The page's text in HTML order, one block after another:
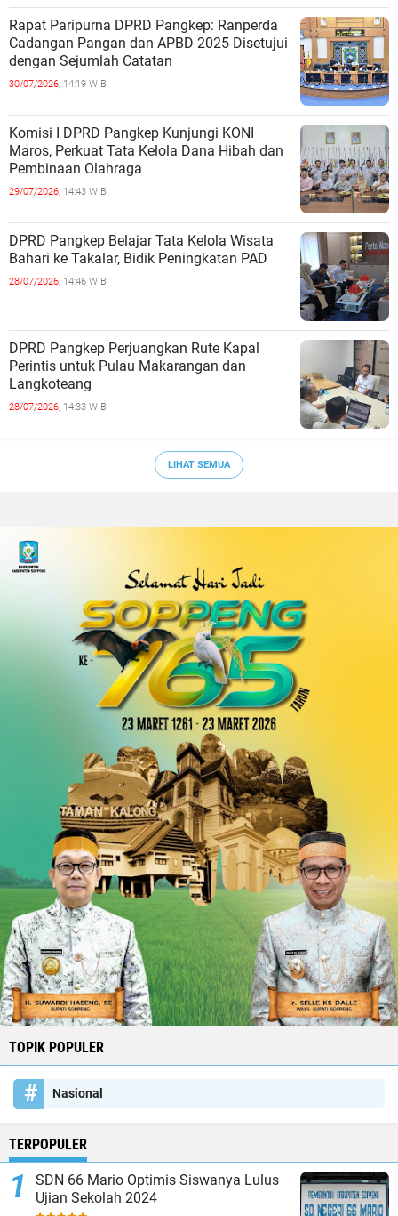
Rapat Paripurna DPRD Pangkep: Ranperda
Cadangan Pangan dan APBD 2025 Disetujui
dengan Sejumlah Catatan
30/07/2026, 14:19 WIB
Komisi I DPRD Pangkep Kunjungi KONI
Maros, Perkuat Tata Kelola Dana Hibah dan
Pembinaan Olahraga
29/07/2026, 14:43 WIB
DPRD Pangkep Belajar Tata Kelola Wisata
Bahari ke Takalar, Bidik Peningkatan PAD
28/07/2026, 14:46 WIB
DPRD Pangkep Perjuangkan Rute Kapal
Perintis untuk Pulau Makarangan dan
Langkoteang
28/07/2026, 14:33 WIB
LIHAT SEMUA
TOPIK POPULER
Nasional
TERPOPULER
SDN 66 Mario Optimis Siswanya Lulus
Ujian Sekolah 2024